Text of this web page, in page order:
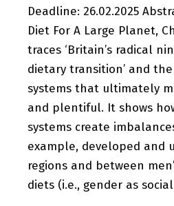
Deadline: 26.02.2025
Diet For A Large Planet,
traces ‘Britain’s radical
dietary transition’ and
systems that ultimately
and plentiful. It shows
systems create
example, developed and
regions and between
diets (i.e., gender as